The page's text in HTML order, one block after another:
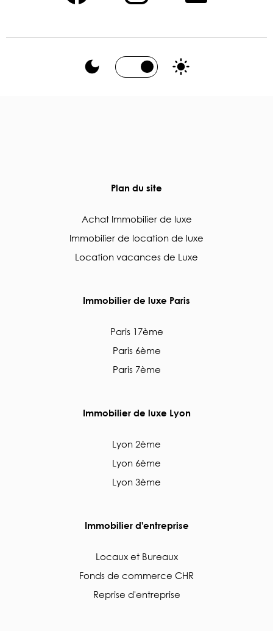
Plan du site
Achat Immobilier de luxe
Immobilier de location de luxe
Location vacances de Luxe
Immobilier de luxe Paris
Paris 17ème
Paris 6ème
Paris 7ème
Immobilier de luxe Lyon
Lyon 2ème
Lyon 6ème
Lyon 3ème
Immobilier d'entreprise
Locaux et Bureaux
Fonds de commerce CHR
Reprise d'entreprise